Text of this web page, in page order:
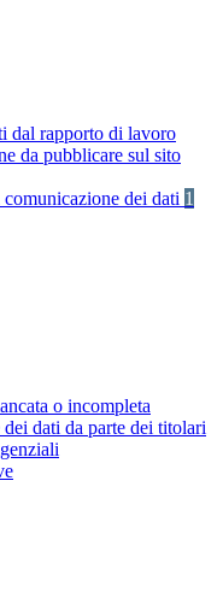
dal rapporto di lavoro
da pubblicare sul sito
dei dati 1
o incompleta
dati da parte dei titolari